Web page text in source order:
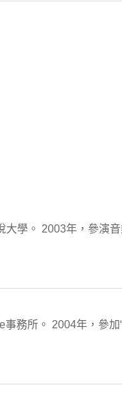
學。 2003年，參演音
務所。 2004年，參加